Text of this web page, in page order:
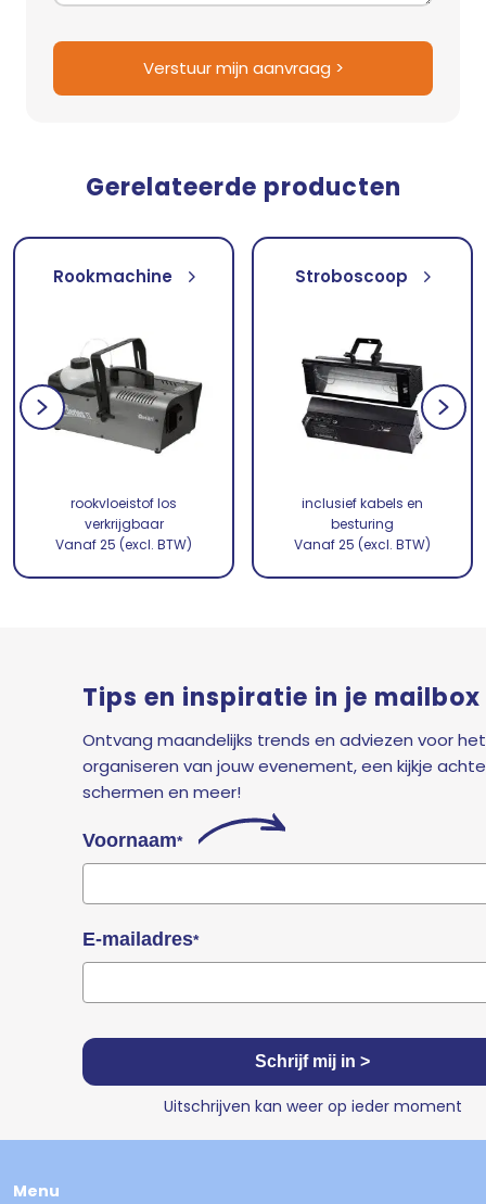
Verstuur mijn aanvraag >
Gerelateerde producten
Rookmachine
rookvloeistof los
verkrijgbaar
Vanaf 25 (excl. BTW)
Stroboscoop
inclusief kabels en
besturing
Vanaf 25 (excl. BTW)
Tips en inspiratie in je mailbox
Ontvang maandelijks trends en adviezen voor het
organiseren van jouw evenement, een kijkje
schermen en meer!
Voornaam*
E-mailadres*
Schrijf mij in >
Uitschrijven kan weer op ieder moment
Menu